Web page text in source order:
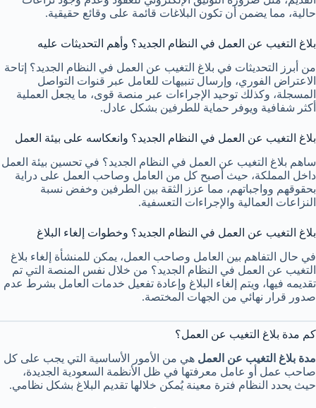
حالية، مما يضمن أن تكون البلاغات قائمة على وقائع حقيقية.
بلاغ التغيب عن العمل في النظام الجديد؟ وأهم التحديثات عليه
من أبرز التحديثات في بلاغ التغيب عن العمل في النظام الجديد؟ إتاحة
الاعتراض الفوري، وإرسال تنبيهات للعامل عبر قنوات التواصل
المسجلة، وكذلك توحيد الإجراءات عبر منصة قوى، ما يجعل العملية
أكثر شفافية ويوفر حماية للطرفين بشكل عادل.
بلاغ التغيب عن العمل في النظام الجديد؟ وانعكاسه على بيئة العمل
ساهم بلاغ التغيب عن العمل في النظام الجديد؟ في تحسين بيئة العمل
داخل المملكة، حيث أصبح كل من العامل وصاحب العمل على دراية
بحقوقهم وواجباتهم، مما عزز الثقة بين الطرفين وخفض نسبة
النزاعات العمالية والإجراءات التعسفية.
بلاغ التغيب عن العمل في النظام الجديد؟ وخطوات إلغاء البلاغ
في حال التفاهم بين العامل وصاحب العمل، يمكن للمنشأة إلغاء بلاغ
التغيب عن العمل في النظام الجديد؟ من خلال نفس المنصة التي تم
تقديمه فيها، ويتم إلغاء البلاغ وإعادة تفعيل خدمات العامل بشرط عدم
صدور قرار نهائي من الجهات المختصة.
كم مدة بلاغ التغيب عن العمل؟
مدة بلاغ التغيب عن العمل هي من الأمور الأساسية التي يجب على كل
صاحب عمل أو عامل معرفتها في ظل الأنظمة السعودية الجديدة،
حيث يحدد النظام فترة معينة يُمكن خلالها تقديم البلاغ بشكل نظامي.